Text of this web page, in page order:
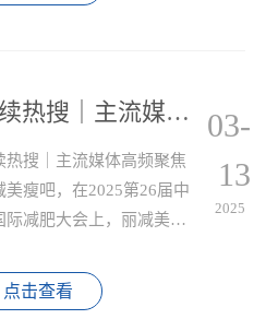
肥服务门店年增长率达
轮驱动模式，连续三年蝉
国连锁经营协会减肥品类
满意度榜首，正为万千创
开启全新的人生之路。
持续热搜｜主流媒体高频聚焦丽减美瘦吧
热搜｜主流媒体高频聚焦
美瘦吧，在2025第26届中
际减肥大会上，丽减美瘦
与全国体重管理领域专
企业领袖共商行业趋势，
点击查看
03-
13
2025